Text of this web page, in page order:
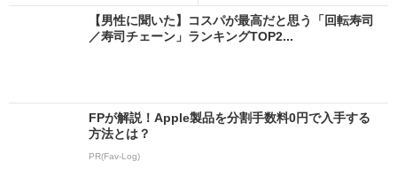
【男性に聞いた】コスパが最高だと思う「回転寿司
／寿司チェーン」ランキングTOP2...
FPが解説！Apple製品を分割手数料0円で入手する
方法とは？
PR(Fav-Log)